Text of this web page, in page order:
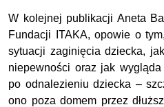
W kolejnej publikacji Aneta
Fundacji ITAKA, opowie o
sytuacji zaginięcia dziecka,
niepewności oraz jak
po odnalezieniu dziecka –
ono poza domem przez